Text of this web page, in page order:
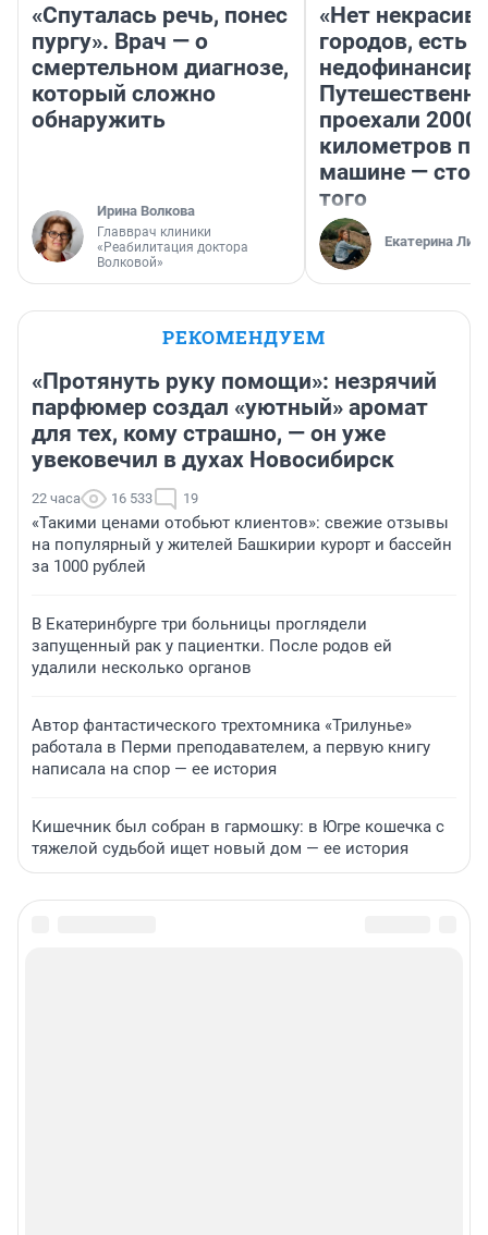
«Спуталась речь, понес
пургу». Врач — о
смертельном диагнозе,
который сложно
обнаружить
Ирина Волкова
Главврач клиники
«Реабилитация доктора
Волковой»
«Нет
городов, есть
проехали 2000
километров по
машине —
того
Екатерина
РЕКОМЕНДУЕМ
«Протянуть руку помощи»: незрячий
парфюмер создал «уютный» аромат
для тех, кому страшно, — он уже
увековечил в духах Новосибирск
22 часа 16 533 19
«Такими ценами отобьют клиентов»: свежие отзывы
на популярный у жителей Башкирии курорт и бассейн
за 1000 рублей
В Екатеринбурге три больницы проглядели
запущенный рак у пациентки. После родов ей
удалили несколько органов
Автор фантастического трехтомника «Трилунье»
работала в Перми преподавателем, а первую книгу
написала на спор — ее история
Кишечник был собран в гармошку: в Югре кошечка с
тяжелой судьбой ищет новый дом — ее история